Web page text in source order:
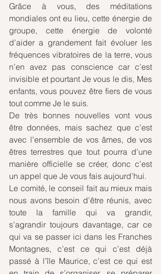
Grâce à vous, des méditations
mondiales ont eu lieu, cette énergie de
groupe, cette énergie de volonté
d’aider a grandement fait évoluer les
fréquences vibratoires de la terre, vous
n’en avez pas conscience car c’est
invisible et pourtant Je vous le dis, Mes
enfants, vous pouvez être fiers de vous
tout comme Je le suis.
De très bonnes nouvelles vont vous
être données, mais sachez que c’est
avec l’ensemble de vos âmes, de vos
êtres terrestres que tout pourra d’une
manière officielle se créer, donc c’est
un appel que Je vous fais aujourd’hui.
Le comité, le conseil fait au mieux mais
nous avons besoin d’être réunis, avec
toute la famille qui va grandir,
s’agrandir toujours davantage, car ce
qui va se passer ici dans les Franches
Montagnes, c’est ce qui c’est déjà
passé à l’île Maurice, c’est ce qui est